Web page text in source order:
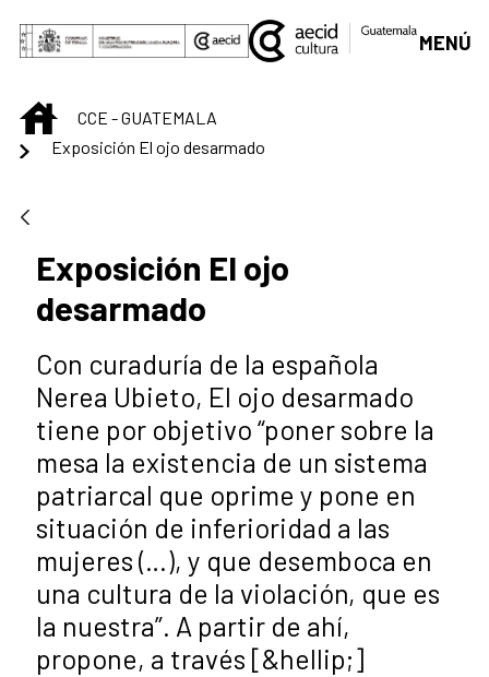
Saltar al contenido principal
MENÚ
INICIOCCE - GUATEMALA
Exposición El ojo desarmado
Exposición El ojo
desarmado
Con curaduría de la española
Nerea Ubieto, El ojo desarmado
tiene por objetivo “poner sobre la
mesa la existencia de un sistema
patriarcal que oprime y pone en
situación de inferioridad a las
mujeres (…), y que desemboca en
una cultura de la violación, que es
la nuestra”. A partir de ahí,
propone, a través [&hellip;]